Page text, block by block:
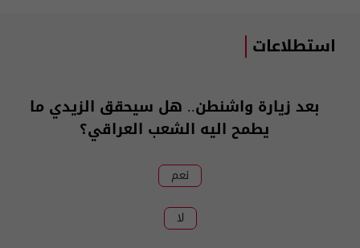
استطلاعات
بعد زيارة واشنطن.. هل سيحقق الزيدي ما
يطمح اليه الشعب العراقي؟
نعم
لا